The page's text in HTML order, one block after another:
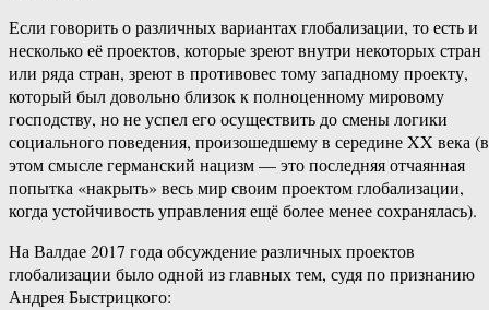
Если говорить о различных вариантах глобализации, то есть и
несколько её проектов, которые зреют внутри некоторых стран
или ряда стран, зреют в противовес тому западному проекту,
который был довольно близок к полноценному мировому
господству, но не успел его осуществить до смены логики
социального поведения, произошедшему в середине XX века (в
этом смысле германский нацизм — это последняя отчаянная
попытка «накрыть» весь мир своим проектом глобализации,
когда устойчивость управления ещё более менее сохранялась).
На Валдае 2017 года обсуждение различных проектов
глобализации было одной из главных тем, судя по признанию
Андрея Быстрицкого: